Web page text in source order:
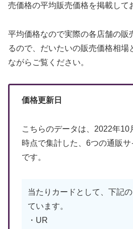
売価格の平均販売価格を掲載して
平均価格なので実際の各店舗の販
るので、だいたいの販売価格相場
ながらご覧ください。
価格更新日
こちらのデータは、2022年10
時点で集計した、6つの通販
です。
当たりカードとして、下記
ています。
・UR